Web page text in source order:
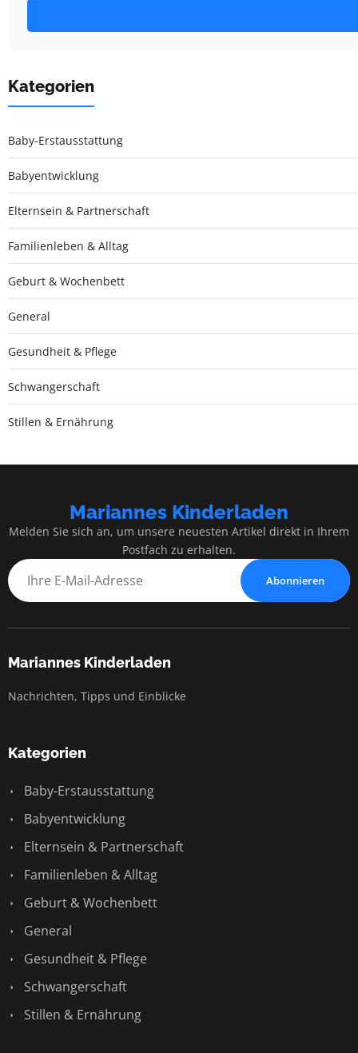
Kategorien
Baby-Erstausstattung
Babyentwicklung
Elternsein & Partnerschaft
Familienleben & Alltag
Geburt & Wochenbett
General
Gesundheit & Pflege
Schwangerschaft
Stillen & Ernährung
Mariannes Kinderladen
Melden Sie sich an, um unsere neuesten Artikel direkt in Ihrem
Postfach zu erhalten.
Abonnieren
Mariannes Kinderladen
Nachrichten, Tipps und Einblicke
Kategorien
Baby-Erstausstattung
Babyentwicklung
Elternsein & Partnerschaft
Familienleben & Alltag
Geburt & Wochenbett
General
Gesundheit & Pflege
Schwangerschaft
Stillen & Ernährung